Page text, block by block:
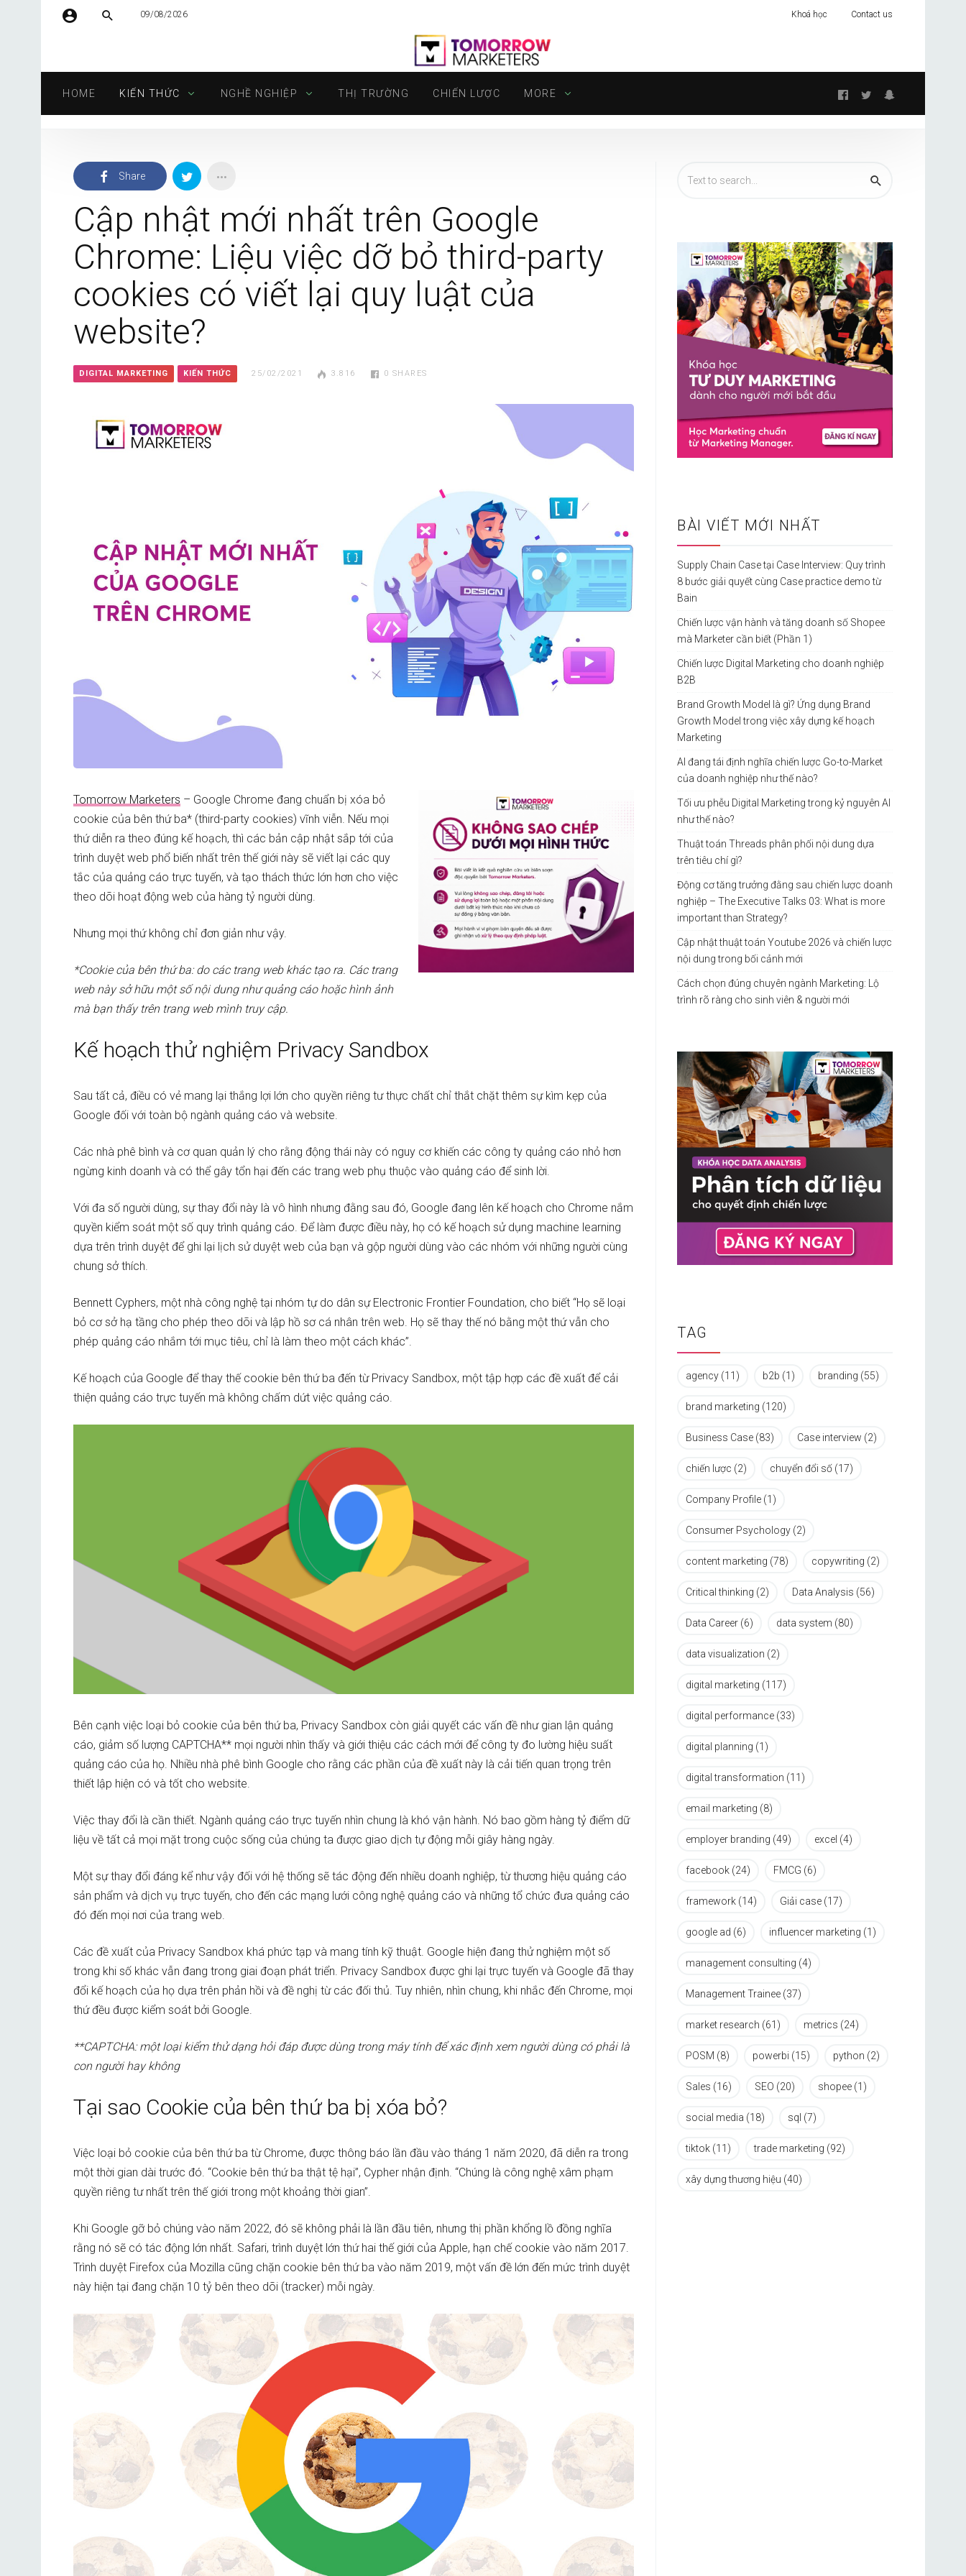
Mật khẩu
Tự động đăng nhập
09/08/2026 Khoá học Contact us
HOME KIẾN THỨC NGHỀ NGHIỆP THỊ TRƯỜNG CHIẾN LƯỢC MORE Follow
Share
Cập nhật mới nhất trên Google
Chrome: Liệu việc dỡ bỏ third-party
cookies có viết lại quy luật của
website?
DIGITAL MARKETING KIẾN THỨC 25/02/2021 3.816 0 SHARES
Tomorrow Marketers – Google Chrome đang chuẩn bị xóa bỏ
cookie của bên thứ ba* (third-party cookies) vĩnh viễn. Nếu mọi
thứ diễn ra theo đúng kế hoạch, thì các bản cập nhật sắp tới của
trình duyệt web phổ biến nhất trên thế giới này sẽ viết lại các quy
tắc của quảng cáo trực tuyến, và tạo thách thức lớn hơn cho việc
theo dõi hoạt động web của hàng tỷ người dùng.
Nhưng mọi thứ không chỉ đơn giản như vậy.
*Cookie của bên thứ ba: do các trang web khác tạo ra. Các trang
web này sở hữu một số nội dung như quảng cáo hoặc hình ảnh
mà bạn thấy trên trang web mình truy cập.
Kế hoạch thử nghiệm Privacy Sandbox
Sau tất cả, điều có vẻ mang lại thắng lợi lớn cho quyền riêng tư thực chất chỉ thắt chặt thêm sự kìm kẹp của
Google đối với toàn bộ ngành quảng cáo và website.
Các nhà phê bình và cơ quan quản lý cho rằng động thái này có nguy cơ khiến các công ty quảng cáo nhỏ hơn
ngừng kinh doanh và có thể gây tổn hại đến các trang web phụ thuộc vào quảng cáo để sinh lời.
Với đa số người dùng, sự thay đổi này là vô hình nhưng đằng sau đó, Google đang lên kế hoạch cho Chrome nắm
quyền kiểm soát một số quy trình quảng cáo. Để làm được điều này, họ có kế hoạch sử dụng machine learning
dựa trên trình duyệt để ghi lại lịch sử duyệt web của bạn và gộp người dùng vào các nhóm với những người cùng
chung sở thích.
Bennett Cyphers, một nhà công nghệ tại nhóm tự do dân sự Electronic Frontier Foundation, cho biết “Họ sẽ loại
bỏ cơ sở hạ tầng cho phép theo dõi và lập hồ sơ cá nhân trên web. Họ sẽ thay thế nó bằng một thứ vẫn cho
phép quảng cáo nhắm tới mục tiêu, chỉ là làm theo một cách khác”.
Kế hoạch của Google để thay thế cookie bên thứ ba đến từ Privacy Sandbox, một tập hợp các đề xuất để cải
thiện quảng cáo trực tuyến mà không chấm dứt việc quảng cáo.
Bên cạnh việc loại bỏ cookie của bên thứ ba, Privacy Sandbox còn giải quyết các vấn đề như gian lận quảng
cáo, giảm số lượng CAPTCHA** mọi người nhìn thấy và giới thiệu các cách mới để công ty đo lường hiệu suất
quảng cáo của họ. Nhiều nhà phê bình Google cho rằng các phần của đề xuất này là cải tiến quan trọng trên
thiết lập hiện có và tốt cho website.
Việc thay đổi là cần thiết. Ngành quảng cáo trực tuyến nhìn chung là khó vận hành. Nó bao gồm hàng tỷ điểm dữ
liệu về tất cả mọi mặt trong cuộc sống của chúng ta được giao dịch tự động mỗi giây hàng ngày.
Một sự thay đổi đáng kể như vậy đối với hệ thống sẽ tác động đến nhiều doanh nghiệp, từ thương hiệu quảng cáo
sản phẩm và dịch vụ trực tuyến, cho đến các mạng lưới công nghệ quảng cáo và những tổ chức đưa quảng cáo
đó đến mọi nơi của trang web.
Các đề xuất của Privacy Sandbox khá phức tạp và mang tính kỹ thuật. Google hiện đang thử nghiệm một số
trong khi số khác vẫn đang trong giai đoạn phát triển. Privacy Sandbox được ghi lại trực tuyến và Google đã thay
đổi kế hoạch của họ dựa trên phản hồi và đề nghị từ các đối thủ. Tuy nhiên, nhìn chung, khi nhắc đến Chrome, mọi
thứ đều được kiểm soát bởi Google.
**CAPTCHA: một loại kiểm thử dạng hỏi đáp được dùng trong máy tính để xác định xem người dùng có phải là
con người hay không
Tại sao Cookie của bên thứ ba bị xóa bỏ?
Việc loại bỏ cookie của bên thứ ba từ Chrome, được thông báo lần đầu vào tháng 1 năm 2020, đã diễn ra trong
một thời gian dài trước đó. “Cookie bên thứ ba thật tệ hại”, Cypher nhận định. “Chúng là công nghệ xâm phạm
quyền riêng tư nhất trên thế giới trong một khoảng thời gian”.
Khi Google gỡ bỏ chúng vào năm 2022, đó sẽ không phải là lần đầu tiên, nhưng thị phần khổng lồ đồng nghĩa
rằng nó sẽ có tác động lớn nhất. Safari, trình duyệt lớn thứ hai thế giới của Apple, hạn chế cookie vào năm 2017.
Trình duyệt Firefox của Mozilla cũng chặn cookie bên thứ ba vào năm 2019, một vấn đề lớn đến mức trình duyệt
này hiện tại đang chặn 10 tỷ bên theo dõi (tracker) mỗi ngày.
BÀI VIẾT MỚI NHẤT
Supply Chain Case tại Case Interview: Quy trình
8 bước giải quyết cùng Case practice demo từ
Bain
Chiến lược vận hành và tăng doanh số Shopee
mà Marketer cần biết (Phần 1)
Chiến lược Digital Marketing cho doanh nghiệp
B2B
Brand Growth Model là gì? Ứng dụng Brand
Growth Model trong việc xây dựng kế hoạch
Marketing
AI đang tái định nghĩa chiến lược Go-to-Market
của doanh nghiệp như thế nào?
Tối ưu phễu Digital Marketing trong kỷ nguyên AI
như thế nào?
Thuật toán Threads phân phối nội dung dựa
trên tiêu chí gì?
Động cơ tăng trưởng đằng sau chiến lược doanh
nghiệp – The Executive Talks 03: What is more
important than Strategy?
Cập nhật thuật toán Youtube 2026 và chiến lược
nội dung trong bối cảnh mới
Cách chọn đúng chuyên ngành Marketing: Lộ
trình rõ ràng cho sinh viên & người mới
TAG
agency (11) b2b (1) branding (55)
brand marketing (120)
Business Case (83) Case interview (2)
chiến lược (2) chuyển đổi số (17)
Company Profile (1)
Consumer Psychology (2)
content marketing (78) copywriting (2)
Critical thinking (2) Data Analysis (56)
Data Career (6) data system (80)
data visualization (2)
digital marketing (117)
digital performance (33)
digital planning (1)
digital transformation (11)
email marketing (8)
employer branding (49) excel (4)
facebook (24) FMCG (6)
framework (14) Giải case (17)
google ad (6) influencer marketing (1)
management consulting (4)
Management Trainee (37)
market research (61) metrics (24)
POSM (8) powerbi (15) python (2)
Sales (16) SEO (20) shopee (1)
social media (18) sql (7)
tiktok (11) trade marketing (92)
xây dựng thương hiệu (40)